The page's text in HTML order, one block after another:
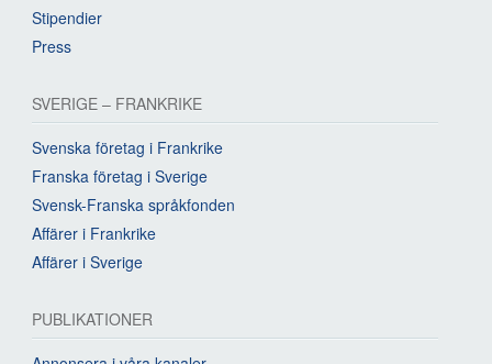
Stipendier
Press
SVERIGE – FRANKRIKE
Svenska företag i Frankrike
Franska företag i Sverige
Svensk-Franska språkfonden
Affärer i Frankrike
Affärer i Sverige
PUBLIKATIONER